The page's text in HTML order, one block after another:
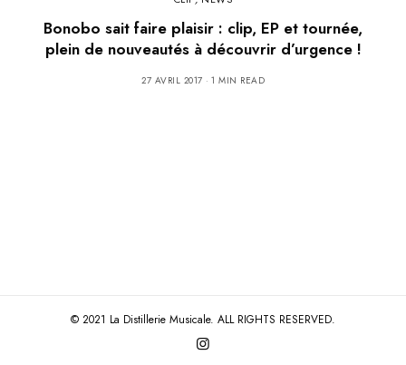
Bonobo sait faire plaisir : clip, EP et tournée,
plein de nouveautés à découvrir d’urgence !
27 AVRIL 2017 1 MIN READ
© 2021 La Distillerie Musicale. ALL RIGHTS RESERVED.